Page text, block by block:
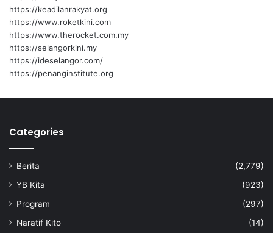
t
a
h
u
n
i
https://keadilanrakyat.org
https://www.roketkini.com
https://www.therocket.com.my
https://selangorkini.my
https://ideselangor.com/
https://penanginstitute.org
Categories
Berita
(2,779)
YB Kita
(923)
Program
(297)
Naratif Kito
(14)